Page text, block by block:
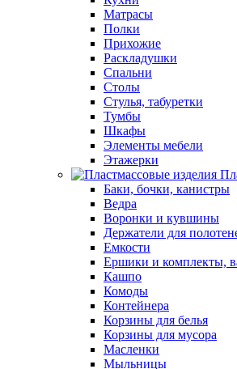
Матрасы
Полки
Прихожие
Раскладушки
Спальни
Столы
Стулья, табуретки
Тумбы
Шкафы
Элементы мебели
Этажерки
Баки, бочки, канистры
Ведра
Воронки и кувшины
Держатели для
Емкости
Ершики и комплекты,
Кашпо
Комоды
Контейнера
Корзины для белья
Корзины для мусора
Масленки
Мыльницы